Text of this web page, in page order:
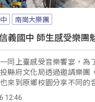
南崗大樂團
義國中 師生感受樂團
同上臺感受音樂饗宴，為
縣府文化局透過邀請樂團
來到原鄉校園分享不同的
舞臺魅力。
12:46